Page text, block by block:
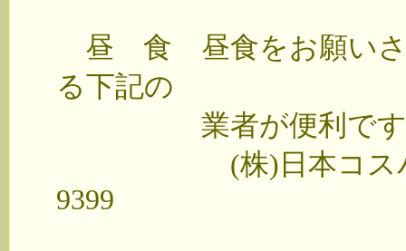
昼 食 昼食をお願いさ
る下記の
業者が便利です
(株)日本コスパ
9399